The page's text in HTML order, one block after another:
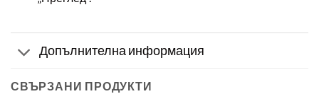
Допълнителна информация
СВЪРЗАНИ ПРОДУКТИ